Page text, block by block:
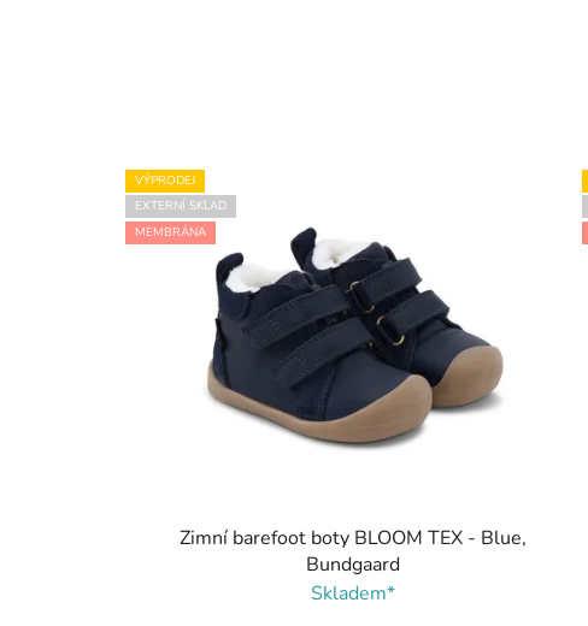
VÝPRODEJ
EXTERNÍ SKLAD
MEMBRÁNA
Zimní barefoot boty BLOOM TEX - Blue,
Bundgaard
Skladem*